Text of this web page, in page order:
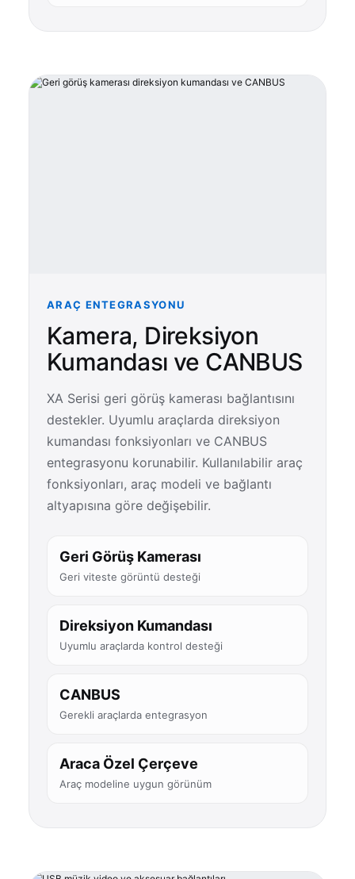
ARAÇ ENTEGRASYONU
Kamera, Direksiyon
Kumandası ve CANBUS
XA Serisi geri görüş kamerası bağlantısını
destekler. Uyumlu araçlarda direksiyon
kumandası fonksiyonları ve CANBUS
entegrasyonu korunabilir. Kullanılabilir araç
fonksiyonları, araç modeli ve bağlantı
altyapısına göre değişebilir.
Geri Görüş Kamerası
Geri viteste görüntü desteği
Direksiyon Kumandası
Uyumlu araçlarda kontrol desteği
CANBUS
Gerekli araçlarda entegrasyon
Araca Özel Çerçeve
Araç modeline uygun görünüm